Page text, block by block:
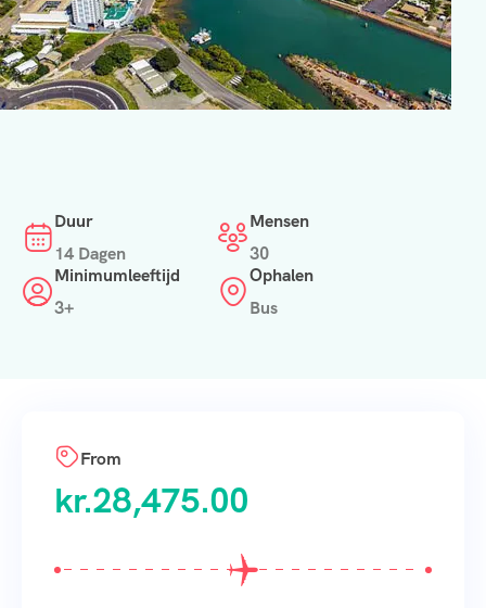
Duur
14 Dagen
Mensen
30
Minimumleeftijd
3+
Ophalen
Bus
From
kr.28,475.00